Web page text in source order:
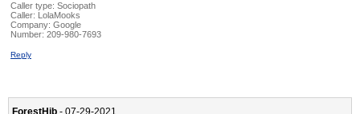
Caller type: Sociopath
Caller:
LolaMooks
Company: Google
Number: 209-980-7693
Reply